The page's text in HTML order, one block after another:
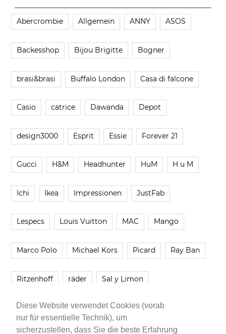
Diese Website verwendet Cookies (vorab
nur für essentielle Technik), um
sicherzustellen, dass Sie die beste Erfahrung
Abercrombie Allgemein ANNY ASOS
Backesshop Bijou Brigitte Bogner
brasi&brasi Buffalo London Casa di falcone
Casio catrice Dawanda Depot
design3000 Esprit Essie Forever 21
Gucci H&M Headhunter HuM H u M
Ichi Ikea Impressionen JustFab
Lespecs Louis Vuitton MAC Mango
Marco Polo Michael Kors Picard Ray Ban
Ritzenhoff räder Sal y Limon
Smartbuyglasses smash! Steve Madden